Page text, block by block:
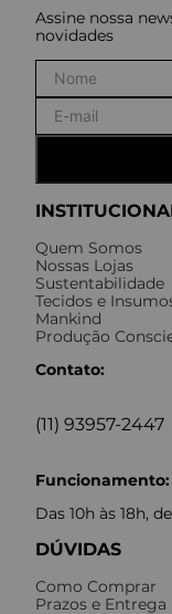
Quem Somos
Nossas Lojas
Sustentabilidade
Tecidos e
Mankind
Produção
Contato:
(11) 93957-2447
Funcionamento:
Das 10h às 18h,
DÚVIDAS
Como Comprar
Prazos e Entrega
Assine nossa
novidades